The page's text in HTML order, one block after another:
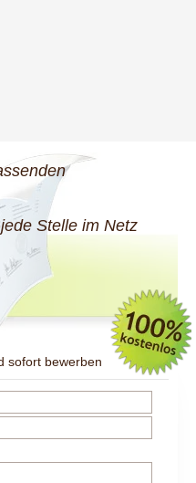
Stelle im Netz
sofort bewerben